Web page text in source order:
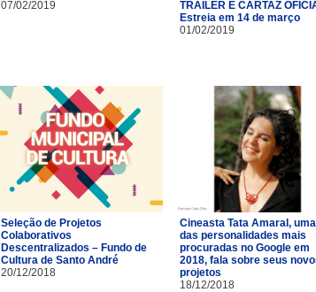
07/02/2019
TRAILER E CARTAZ
Estreia em 14 de março
01/02/2019
Seleção de Projetos
Colaborativos
Descentralizados – Fundo de
Cultura de Santo André
20/12/2018
Cineasta Tata Amaral, uma
das personalidades mais
procuradas no Google em
2018, fala sobre seus
projetos
18/12/2018